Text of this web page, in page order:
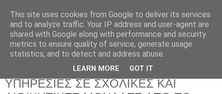
ΥΠΗΡΕΣΙΕΣ ΣΕ ΣΧΟΛΙΚΕΣ ΚΑΙ
This site uses cookies from Google to deliver its services
and to analyze traffic. Your IP address and user-agent are
shared with Google along with performance and security
metrics to ensure quality of service, generate usage
statistics, and to detect and address abuse.
LEARN MORE GOT IT